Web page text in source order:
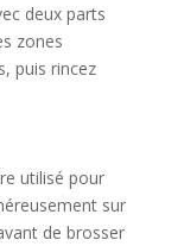
deux parts
zones
puis rincez
utilisé pour
sur
de brosser